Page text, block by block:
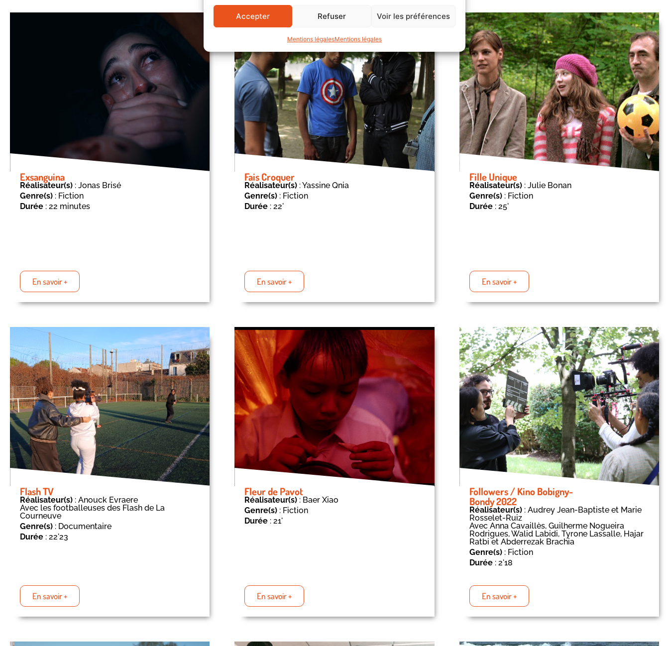
Accepter Refuser Voir les préférences
Mentions légalesMentions légales
Exsanguina
Réalisateur(s) : Jonas Brisé
Genre(s) : Fiction
Durée : 22 minutes
En savoir +
Fais Croquer
Réalisateur(s) : Yassine Qnia
Genre(s) : Fiction
Durée : 22'
En savoir +
Fille Unique
Réalisateur(s): Julie Bonan
Genre(s): Fiction
Durée: 25'
En savoir +
Flash TV
Réalisateur(s) : Anouck Evraere
Avec les footballeuses des Flash de La
Courneuve
Genre(s) : Documentaire
Durée : 22'23
En savoir +
Fleur de Pavot
Réalisateur(s) : Baer Xiao
Genre(s) : Fiction
Durée : 21'
En savoir +
Followers / Kino Bobigny-
Bondy 2022
Réalisateur(s): Audrey Jean-Baptiste et Marie
Rosselet-Ruiz
Avec Anna Cavaillès, Guilherme Nogueira
Rodrigues, Walid Labidi, Tyrone Lassalle, Hajar
Ratbi et Abderrezak Brachia
Genre(s): Fiction
Durée: 2'18
En savoir +